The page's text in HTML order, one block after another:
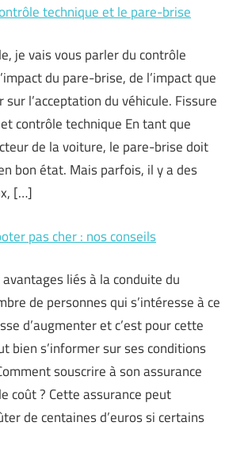
technique et le pare-brise
je vais vous parler du contrôle
du pare-brise, de l’impact que
l’acceptation du véhicule. Fissure
contrôle technique En tant que
de la voiture, le pare-brise doit
bon état. Mais parfois, il y a des
[…]
pas cher : nos conseils
liés à la conduite du
de personnes qui s’intéresse à ce
d’augmenter et c’est pour cette
bien s’informer sur ses conditions
souscrire à son assurance
coût ? Cette assurance peut
de centaines d’euros si certains